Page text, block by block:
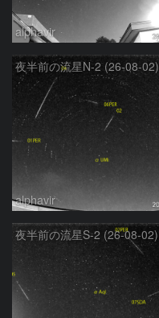
alphavir
夜半前の流星N-2 (26-08-02)
alphavir
夜半前の流星S-2 (26-08-02)